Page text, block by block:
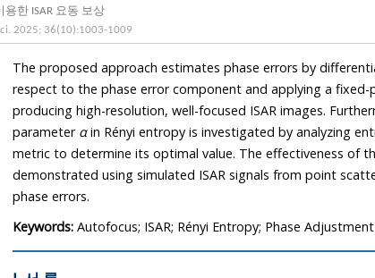
한 ISAR 요동 보상
Eng. Sci. 2025; 36(10):1003-1009
The proposed approach estimates phase errors by differentiating Rényi entropy with
respect to the phase error component and applying a fixed-point iteration scheme,
producing high-resolution, well-focused ISAR images. Furthermore, the effect of the order
parameter αin Rényi entropy is investigated by analyzing entropy as an image quality
metric to determine its optimal value. The effectiveness of the proposed method is
demonstrated using simulated ISAR signals from point scatterer models corrupted with
phase errors.
Keywords: Autofocus; ISAR; Rényi Entropy; Phase Adjustment